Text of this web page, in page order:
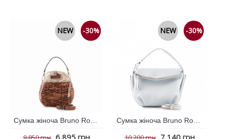
-30%
NEW
6 895 грн
-30%
NEW
7 140 грн